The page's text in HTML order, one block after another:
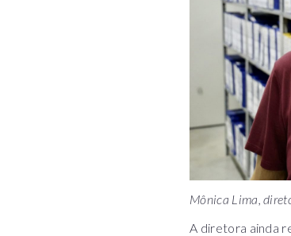
Mônica Lima,
A diretora ainda